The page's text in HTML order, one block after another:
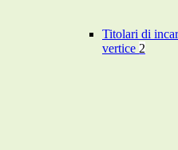
Titolari di
vertice 2